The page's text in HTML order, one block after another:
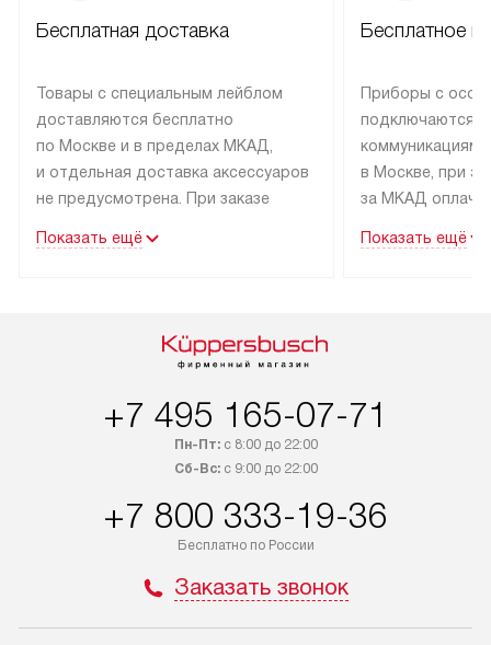
Бесплатная доставка
Товары с специальным лейблом
доставляются бесплатно
по Москве и в пределах МКАД,
и отдельная доставка аксессуаров
не предусмотрена. При заказе
рекомендуем обсудить
быть отправлены покупателю
интересен товар «Под заказ»,
обсудите возможность его
приобретения с менеджером сайта.
доставляются бесплатно
по Москве в пределах МКАД,
не предусмотрена.
Показать ещё
Бесплатное
Приборы с
подключаются к
коммуникациям
в Москве, при
за МКАД
партнера
по монтажу
материалы.
Показать ещё
+7 495 165-07-71
Пн-Пт:с 8:00 до 22:00
Сб-Вс:с 9:00 до 22:00
+7 800 333-19-36
Бесплатно по России
Заказать звонок